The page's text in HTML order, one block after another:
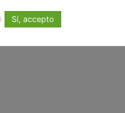
La UE activa les primeres obligacions
de transparència de la Llei d’IA que
Sí, accepto